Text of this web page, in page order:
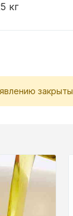
кг
закрыты